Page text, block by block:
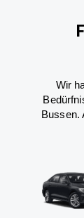
Wir
Bussen.